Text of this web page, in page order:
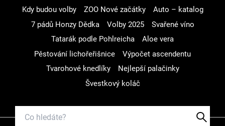
Kdy budou volby
ZOO Nové začátky
Auto – katalog
7 pádů Honzy Dědka
Volby 2025
Svařené víno
Tatarák podle Pohlreicha
Aloe vera
Pěstování lichořeřišnice
Výpočet ascendentu
Tvarohové knedlíky
Nejlepší palačinky
Švestkový koláč